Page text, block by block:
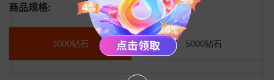
商品规格:
3000钻石 5000钻石